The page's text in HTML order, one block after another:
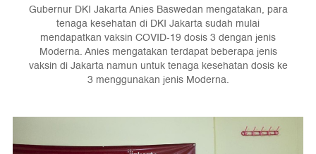
Gubernur DKI Jakarta Anies Baswedan mengatakan, para
tenaga kesehatan di DKI Jakarta sudah mulai
mendapatkan vaksin COVID-19 dosis 3 dengan jenis
Moderna. Anies mengatakan terdapat beberapa jenis
vaksin di Jakarta namun untuk tenaga kesehatan dosis ke
3 menggunakan jenis Moderna.